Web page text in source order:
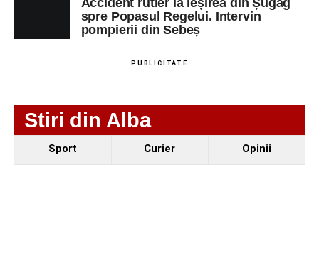
Fest, la Cetatea Greavilor din Gârbova
Accident rutier la ieșirea din Șugag spre Popasul
Regelui. Intervin pompierii din Sebeș
Facebook Email
spre Popasul Regelui. Intervin
pompierii din Sebeș
PUBLICITATE
Stiri din Alba
Sport Curier Opinii